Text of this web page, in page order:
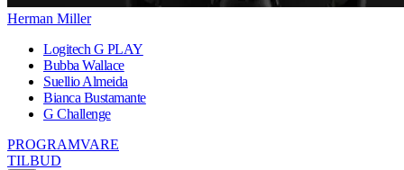
Herman Miller
Logitech G PLAY
Bubba Wallace
Suellio Almeida
Bianca Bustamante
G Challenge
PROGRAMVARE
TILBUD